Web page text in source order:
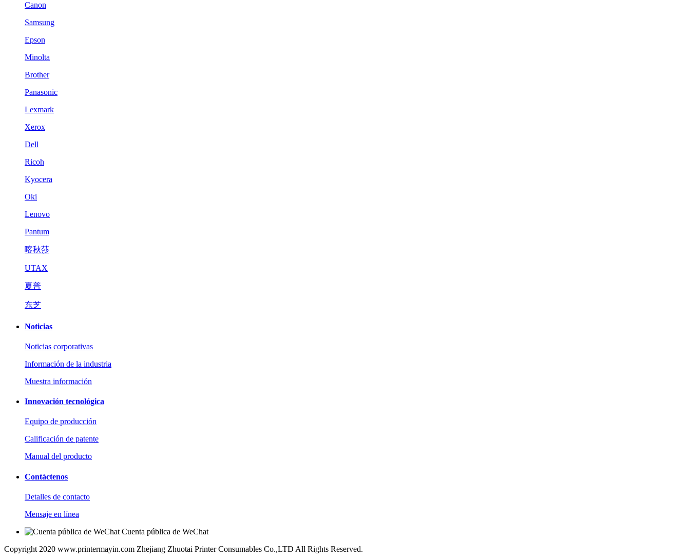
Canon
Samsung
Epson
Minolta
Brother
Panasonic
Lexmark
Xerox
Dell
Ricoh
Kyocera
Oki
Lenovo
Pantum
喀秋莎
UTAX
夏普
东芝
Noticias
Noticias corporativas
Información de la industria
Muestra información
Innovación tecnológica
Equipo de producción
Calificación de patente
Manual del producto
Contáctenos
Detalles de contacto
Mensaje en línea
Cuenta pública de WeChat
Copyright 2020 www.printermayin.com Zhejiang Zhuotai Printer Consumables Co.,LTD All Rights Reserved.